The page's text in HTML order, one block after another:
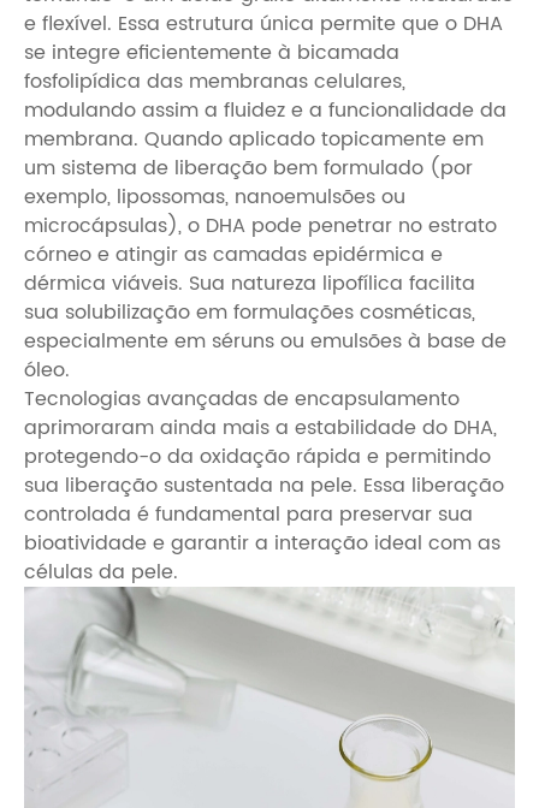
e flexível. Essa estrutura única permite que o DHA
se integre eficientemente à bicamada
fosfolipídica das membranas celulares,
modulando assim a fluidez e a funcionalidade da
membrana. Quando aplicado topicamente em
um sistema de liberação bem formulado (por
exemplo, lipossomas, nanoemulsões ou
microcápsulas), o DHA pode penetrar no estrato
córneo e atingir as camadas epidérmica e
dérmica viáveis. Sua natureza lipofílica facilita
sua solubilização em formulações cosméticas,
especialmente em séruns ou emulsões à base de
óleo.
Tecnologias avançadas de encapsulamento
aprimoraram ainda mais a estabilidade do DHA,
protegendo-o da oxidação rápida e permitindo
sua liberação sustentada na pele. Essa liberação
controlada é fundamental para preservar sua
bioatividade e garantir a interação ideal com as
células da pele.